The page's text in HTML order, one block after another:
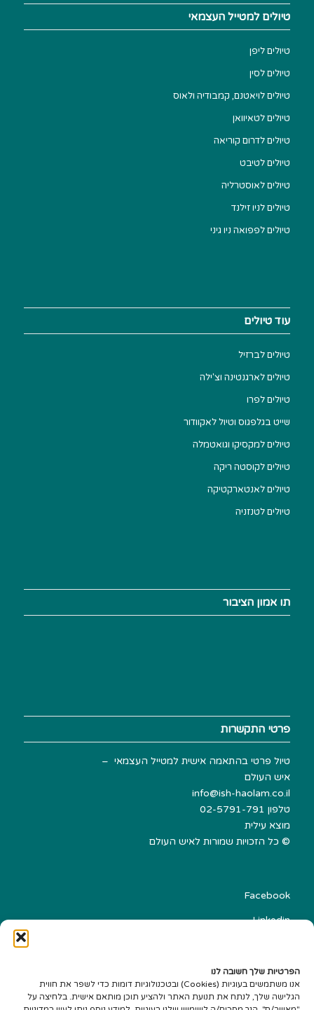
הפרטיות שלך חשובה לנו
אנו משתמשים בעוגיות (Cookies) ובטכנולוגיות דומות כדי לשפר את חווית
הגלישה שלך, לנתח את תנועת האתר ולהציע תוכן מותאם אישית. בלחיצה על
טיולים למטייל העצמאי
טיולים ליפן
טיולים לסין
טיולים לויאטנם, קמבודיה ולאוס
טיולים לטאיוואן
טיולים לדרום קוריאה
טיולים לטיבט
טיולים לאוסטרליה
טיולים לניו זילנד
טיולים לפפואה ניו גיני
עוד טיולים
טיולים לברזיל
טיולים לארגנטינה וצ'ילה
טיולים לפרו
שייט בגלפגוס וטיול לאקוודור
טיולים למקסיקו וגואטמלה
טיולים לקוסטה ריקה
טיולים לאנטארקטיקה
טיולים לטנזניה
תו אמון הציבור
פרטי התקשרות
טיול פרטי בהתאמה אישית למטייל העצמאי –
איש העולם
info@ish-haolam.co.il
טלפון 02-5791-791
מוצא עילית
© כל הזכויות שמורות לאיש העולם
Facebook
Linkedin
עיצוב אתרים Best-SEO